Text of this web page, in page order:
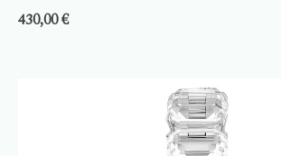
430,00€